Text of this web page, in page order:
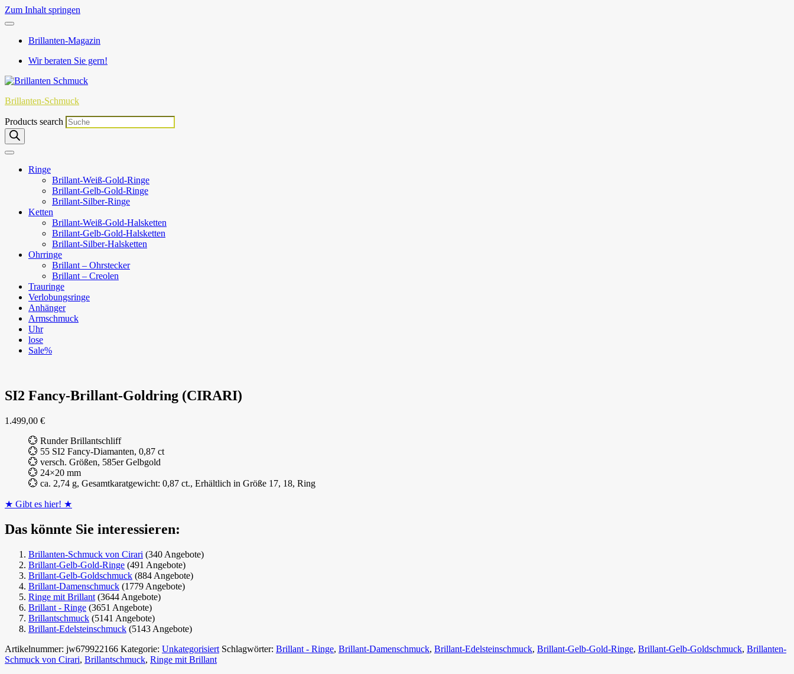
Zum Inhalt springen
Brillanten-Magazin
Wir beraten Sie gern!
Brillanten-Schmuck
Products search
Ringe
Brillant-Weiß-Gold-Ringe
Brillant-Gelb-Gold-Ringe
Brillant-Silber-Ringe
Ketten
Brillant-Weiß-Gold-Halsketten
Brillant-Gelb-Gold-Halsketten
Brillant-Silber-Halsketten
Ohrringe
Brillant – Ohrstecker
Brillant – Creolen
Trauringe
Verlobungsringe
Anhänger
Armschmuck
Uhr
lose
Sale%
SI2 Fancy-Brillant-Goldring (CIRARI)
1.499,00 €
💮 Runder Brillantschliff
💮 55 SI2 Fancy-Diamanten, 0,87 ct
💮 versch. Größen, 585er Gelbgold
💮 24×20 mm
💮 ca. 2,74 g, Gesamtkaratgewicht: 0,87 ct., Erhältlich in Größe 17, 18, Ring
★ Gibt es hier! ★
Das könnte Sie interessieren:
Brillanten-Schmuck von Cirari (340 Angebote)
Brillant-Gelb-Gold-Ringe (491 Angebote)
Brillant-Gelb-Goldschmuck (884 Angebote)
Brillant-Damenschmuck (1779 Angebote)
Ringe mit Brillant (3644 Angebote)
Brillant - Ringe (3651 Angebote)
Brillantschmuck (5141 Angebote)
Brillant-Edelsteinschmuck (5143 Angebote)
Artikelnummer: jw679922166 Kategorie: Unkategorisiert Schlagwörter: Brillant - Ringe, Brillant-Damenschmuck, Brillant-Edelsteinschmuck, Brillant-Gelb-Gold-Ringe, Brillant-Gelb-Goldschmuck, Brillanten-
Schmuck von Cirari, Brillantschmuck, Ringe mit Brillant